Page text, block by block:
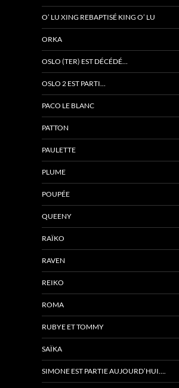
O’ LU XING REBAPTISÉ KING O’ LU
ORKA
OSLO (TER) EST DÉCÉDÉ…
OSLO 2 EST PARTI…
PACO LE BLANC
PATTON
PAULETTE
PLUME
POUPÉE
QUEENY
RAÏKO
RAVEN
REIKO
ROMA
RUBYE ET TOMMY
SAÏKA
SIMONE EST PARTIE AUJOURD’HUI….